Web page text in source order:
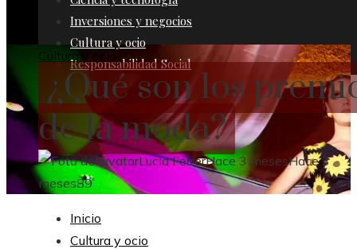
Inversiones y negocios
Cultura y ocio
Responsabilidad Social
Cultura y ocio
¿Qué son los
de la moda?
Lucía FerrerHace 3 mesesHace 3
meses89
Inicio
Cultura y ocio